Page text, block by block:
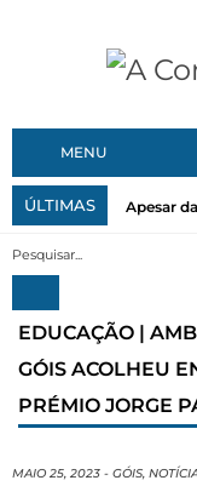
MENU
ÚLTIMAS Apesar
EDUCAÇÃO |
GÓIS ACOLHEU
PRÉMIO JORGE
MAIO 25, 2023 - GÓIS,